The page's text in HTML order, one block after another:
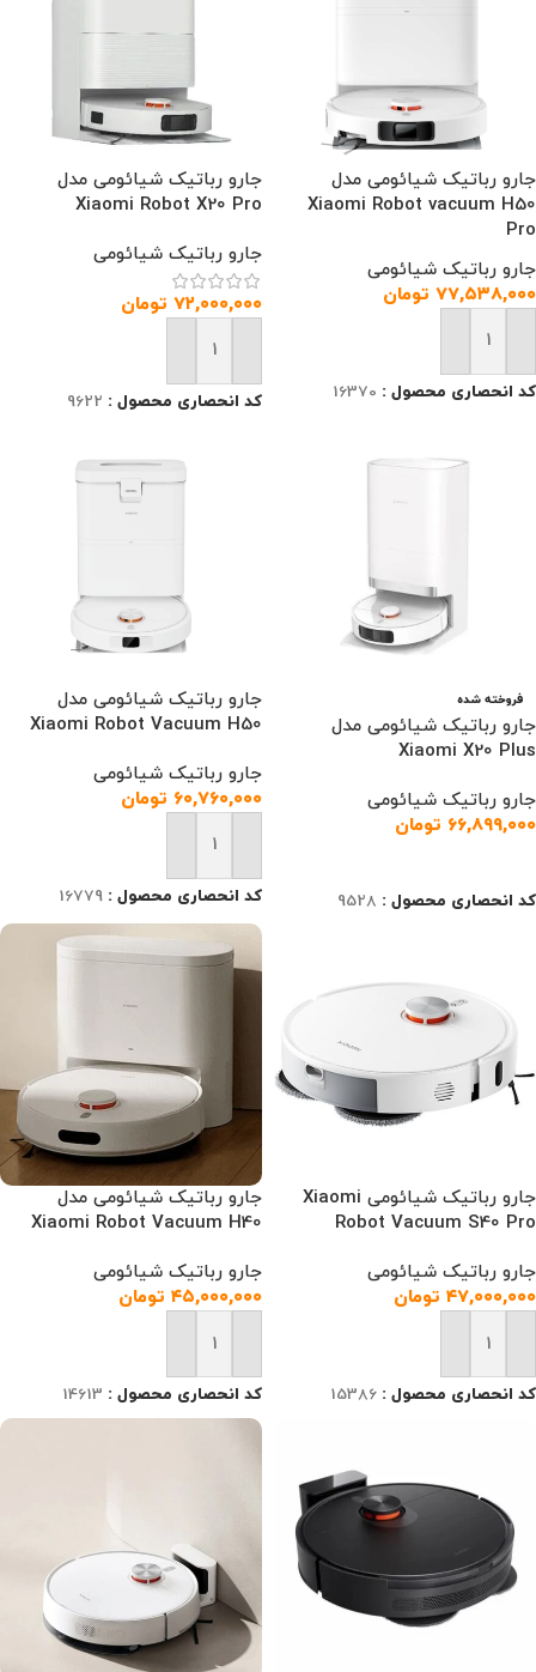
جارو رباتیک شیائومی مدل
Xiaomi Robot vacuum H50
Pro
جارو رباتیک شیائومی
۷۷,۵۳۸,۰۰۰ تومان
افزودن به سبد خرید
کد انحصاری محصول : 16370
جارو رباتیک شیائومی مدل
Xiaomi Robot X20 Pro
جارو رباتیک شیائومی
۷۲,۰۰۰,۰۰۰ تومان
افزودن به سبد خرید
کد انحصاری محصول : 9622
فروخته شده
جارو رباتیک شیائومی مدل
Xiaomi X20 Plus
جارو رباتیک شیائومی
۶۶,۸۹۹,۰۰۰ تومان
کد انحصاری محصول : 9528
جارو رباتیک شیائومی مدل
Xiaomi Robot Vacuum H50
جارو رباتیک شیائومی
۶۰,۷۶۰,۰۰۰ تومان
افزودن به سبد خرید
کد انحصاری محصول : 16779
جارو رباتیک شیائومی Xiaomi
Robot Vacuum S40 Pro
جارو رباتیک شیائومی
۴۷,۰۰۰,۰۰۰ تومان
افزودن به سبد خرید
کد انحصاری محصول : 15386
جارو رباتیک شیائومی مدل
Xiaomi Robot Vacuum H40
جارو رباتیک شیائومی
۴۵,۰۰۰,۰۰۰ تومان
افزودن به سبد خرید
کد انحصاری محصول : 14613